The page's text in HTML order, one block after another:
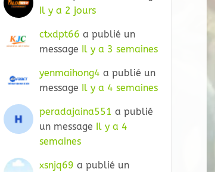
Il y a 2 jours
ctxdpt66 a publié un
message Il y a 3 semaines
yenmaihong4 a publié un
message Il y a 4 semaines
peradajaina551 a publié
un message Il y a 4
semaines
xsnjq69 a publié un